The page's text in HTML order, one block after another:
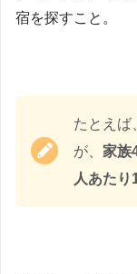
宿を探すこと。
たとえば
が、 家族
人あたり